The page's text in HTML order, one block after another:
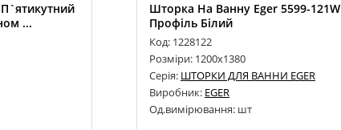
...
Шторка На Ванну Eger 5599-121W
Профіль Білий
Код: 1228122
Розміри: 1200х1380
Серія: ШТОРКИ ДЛЯ ВАННИ EGER
Виробник: EGER
Од.вимірювання: шт